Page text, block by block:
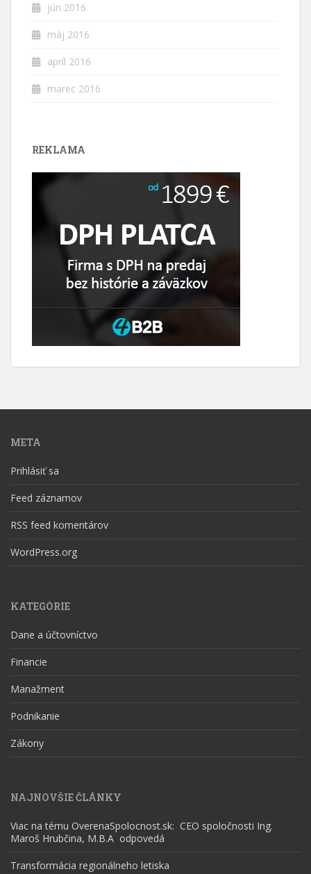
jún 2016
máj 2016
apríl 2016
marec 2016
REKLAMA
META
Prihlásiť sa
Feed záznamov
RSS feed komentárov
WordPress.org
KATEGÓRIE
Dane a účtovníctvo
Financie
Manažment
Podnikanie
Zákony
NAJNOVŠIE ČLÁNKY
Viac na tému OverenaSpolocnost.sk: CEO spoločnosti Ing.
Maroš Hrubčina, M.B.A odpovedá
Transformácia regionálneho letiska